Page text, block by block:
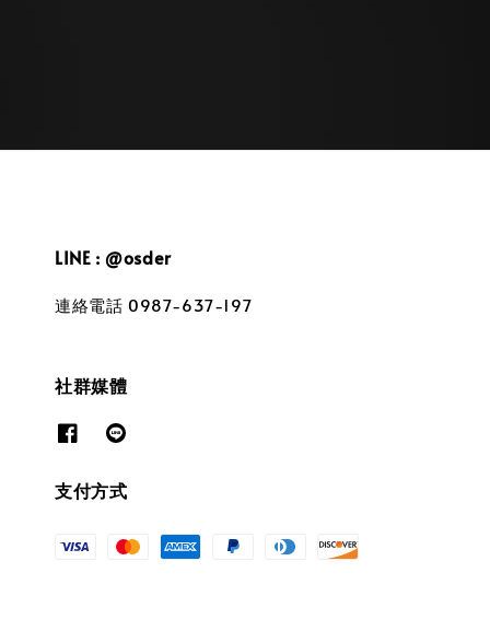
LINE : @osder
連絡電話 0987-637-197
社群媒體
支付方式